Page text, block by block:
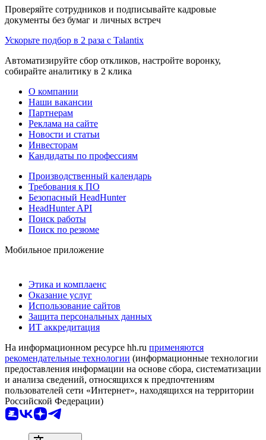
Проверяйте сотрудников и подписывайте кадровые
документы без бумаг и личных встреч
Ускорьте подбор в 2 раза с Talantix
Автоматизируйте сбор откликов, настройте воронку,
собирайте аналитику в 2 клика
О компании
Наши вакансии
Партнерам
Реклама на сайте
Новости и статьи
Инвесторам
Кандидаты по профессиям
Производственный календарь
Требования к ПО
Безопасный HeadHunter
HeadHunter API
Поиск работы
Поиск по резюме
Мобильное приложение
Этика и комплаенс
Оказание услуг
Использование сайтов
Защита персональных данных
ИТ аккредитация
На информационном ресурсе hh.ru применяются
рекомендательные технологии (информационные технологии
предоставления информации на основе сбора, систематизации
и анализа сведений, относящихся к предпочтениям
пользователей сети «Интернет», находящихся на территории
Российской Федерации)